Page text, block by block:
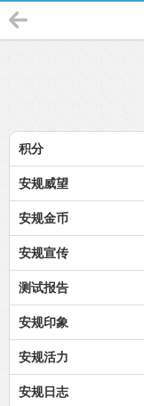
积分
安规威望
安规金币
安规宣传
测试报告
安规印象
安规活力
安规日志